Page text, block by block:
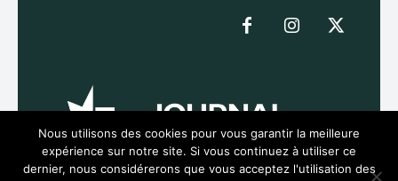
Nous utilisons des cookies pour vous garantir la meilleure
expérience sur notre site. Si vous continuez à utiliser ce
dernier, nous considérerons que vous acceptez l'utilisation des